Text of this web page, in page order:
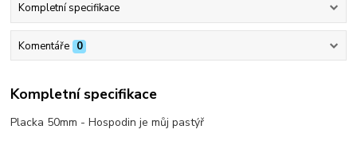
Kompletní specifikace
Komentáře 0
Kompletní specifikace
Placka 50mm - Hospodin je můj pastýř